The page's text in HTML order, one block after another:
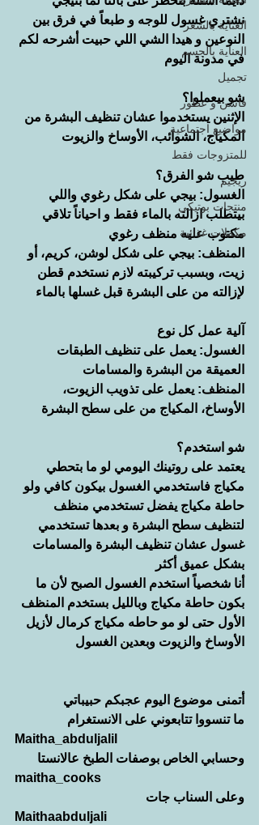
العناية بالشعر
العناية بالجسم
تجميل
فاشن و عطور
مواضيع اجتماعية
للمتزوجات فقط
ريجيم
منتجات بوتيكي
مكملات غذائية
نشتري غسول للوجه و طبعاً في فرق بين
النوعين و هيدا الشي اللي حبيت أشرحه لكم
في مدونة اليوم
شو بيعملوا؟
الإثنين يستخدموا عشان تنظيف البشرة من
المكياج، الشوائب، الأوساخ والزيوت
طيب شو الفرق؟
الغسول: بيجي على شكل رغوي واللي
بيتطلب ازالته بالماء فقط و احياناً تلاقي
مكتوب عليه منظف رغوي
المنظف: بيجي على شكل لوشن، كريم، أو
زيت، وبسبب تركيبته لازم نستخدم قطن
لإزالته من على البشرة قبل غسلها بالماء
آلية عمل كل نوع
الغسول: يعمل على تنظيف الطبقات
العميقة من البشرة والمسامات
المنظف: يعمل على تذويب الزيوت،
الأوساخ، المكياج من على سطح البشرة
شو استخدم؟
يعتمد على روتينك اليومي لو ما بتحطي
مكياج فاستخدمي الغسول بيكون كافي ولو
حاطة مكياج يفضل تستخدمي منظف
لتنظيف سطح البشرة و بعدها تستخدمي
غسول عشان تنظيف البشرة والمسامات
بشكل عميق أكثر
أنا شخصياً استخدم الغسول الصبح لأن ما
بكون حاطة مكياج وبالليل بستخدم المنظف
الأول حتى لو مو حاطه مكياج كرمال لأزيل
الأوساخ والزيوت وبعدين الغسول
أتمنى موضوع اليوم عجبكم حبيباتي
ما تنسووا تتابعوني على الانستغرام
Maitha_abduljalil
وحسابي الخاص بوصفات الطبخ عالانستا
maitha_cooks
وعلى السناب جات
Maithaabduljali